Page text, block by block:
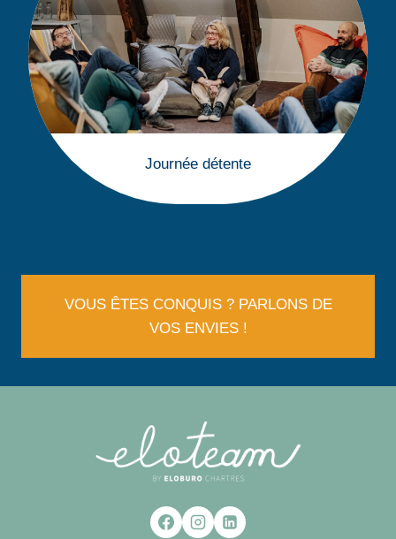
Journée détente
VOUS ÊTES CONQUIS ? PARLONS DE
VOS ENVIES !